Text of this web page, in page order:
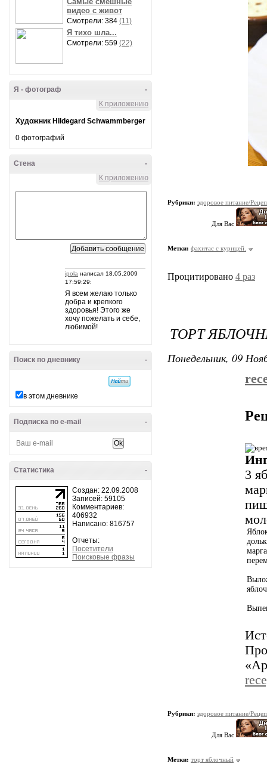
видео с живот
Смотрели: 384 (11)
Я тихо шла...
Смотрели: 559 (22)
-
Я - фотограф
К приложению
Художник Hildegard Schwammberger
0 фотографий
-
Стена
К приложению
ipola написал 18.05.2009
17:59:29:
Я всем желаю только
добра и крепкого
здоровья! Этого же
хочу пожелать и себе,
любимой!
-
Поиск по дневнику
в этом дневнике
-
Подписка по e-mail
-
Статистика
Создан: 22.09.2008
Записей: 59105
Комментариев:
406932
Написано: 816757
Отчеты:
Посетители
Поисковые фразы
Рубрики: здоровое питание/
Для Вас
Метки: фахитас с курицей.
Процитировано 4 раз
ТОРТ
Понедельник, 09
3
Рубрики: здоровое питание/
Для Вас
Метки: торт яблочный